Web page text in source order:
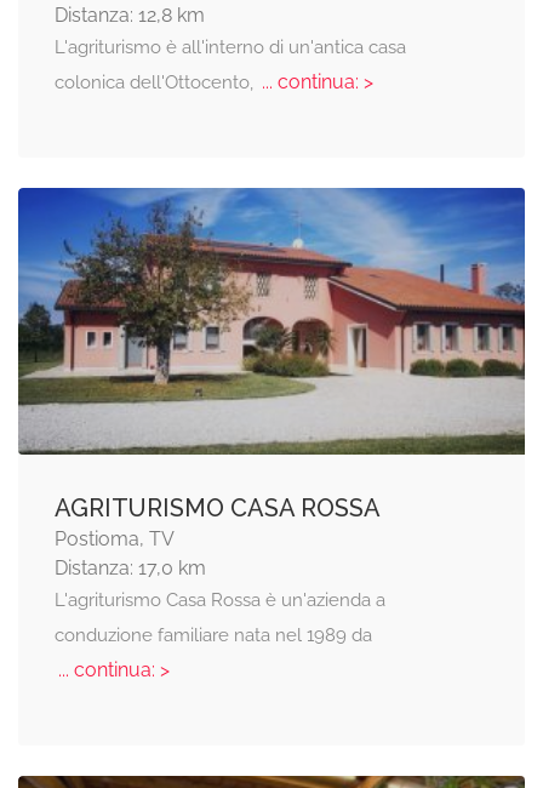
Distanza: 12,8 km
L'agriturismo è all'interno di un'antica casa
colonica dell'Ottocento, ... continua: >
AGRITURISMO CASA ROSSA
Postioma, TV
Distanza: 17,0 km
L'agriturismo Casa Rossa è un'azienda a
conduzione familiare nata nel 1989 da
... continua: >